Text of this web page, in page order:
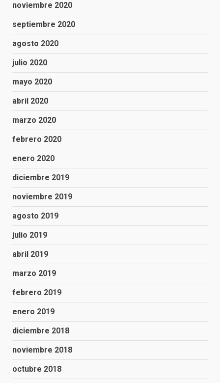
noviembre 2020
septiembre 2020
agosto 2020
julio 2020
mayo 2020
abril 2020
marzo 2020
febrero 2020
enero 2020
diciembre 2019
noviembre 2019
agosto 2019
julio 2019
abril 2019
marzo 2019
febrero 2019
enero 2019
diciembre 2018
noviembre 2018
octubre 2018